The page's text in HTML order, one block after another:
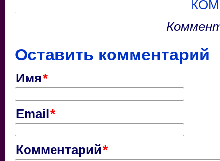
Оставить комментарий
Имя
Email
Комментарий